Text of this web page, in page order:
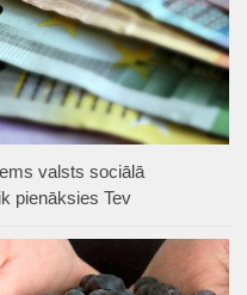
valsts sociālā
pienāksies Tev